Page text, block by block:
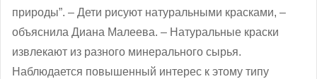
природы”. ‒ Дети рисуют натуральными красками, ‒
объяснила Диана Малеева. – Натуральные краски
извлекают из разного минерального сырья.
Наблюдается повышенный интерес к этому типу